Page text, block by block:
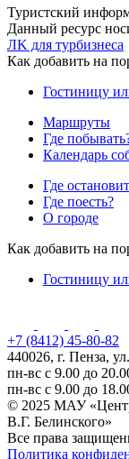
Туристский
Данный ресурс
ЛK для турбизнеса
Как добавить на
Гостиницу
Маршруты
Где
Календарь
Где
Где поесть?
О городе
Как добавить на
Гостиницу
+7 (8412) 45-80-82
440026, г. Пенза,
пн-вс с 9.00 до
пн-вс с 9.00 до
© 2025 МАУ
В.Г. Белинского»
Все права
Политика